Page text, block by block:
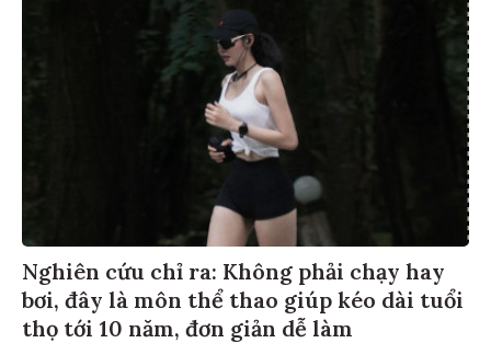
Nghiên cứu chỉ ra: Không phải chạy hay
bơi, đây là môn thể thao giúp kéo dài tuổi
thọ tới 10 năm, đơn giản dễ làm